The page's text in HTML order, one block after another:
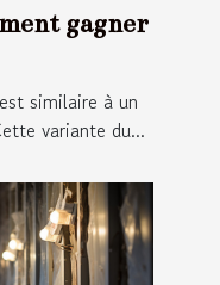
gagner
similaire à un
variante du...